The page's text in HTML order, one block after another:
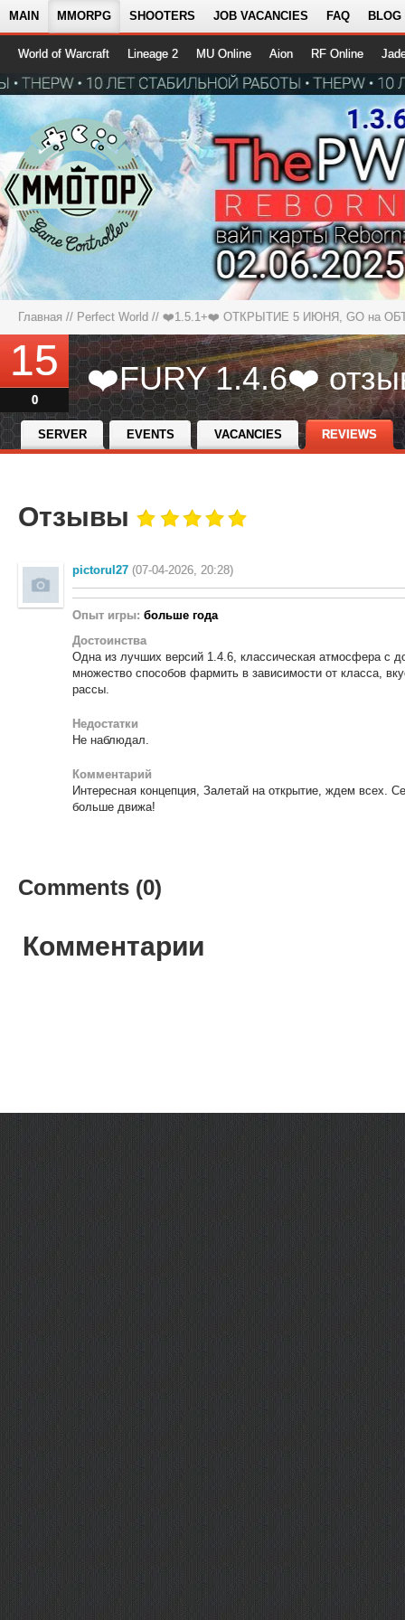
MAIN MMORPG SHOOTERS JOB VACANCIES FAQ BLOG
World of Warcraft Lineage 2 MU Online Aion RF Online
Главная // Perfect World // ❤️1.5.1+❤️ ОТКРЫТИЕ 5 ИЮНЯ, GO на
15
0
❤️FURY 1.4.6❤️
SERVER EVENTS VACANCIES REVIEWS
Отзывы
pictorul27 (07-04-2026, 20:28)
Опыт игры: больше года
Достоинства
Одна из лучших версий 1.4.6, классическая атмосфера с
множество способов фармить в зависимости от класса,
рассы.
Недостатки
Не наблюдал.
Комментарий
Интересная концепция, Залетай на открытие, ждем всех.
больше движа!
Comments (0)
Комментарии